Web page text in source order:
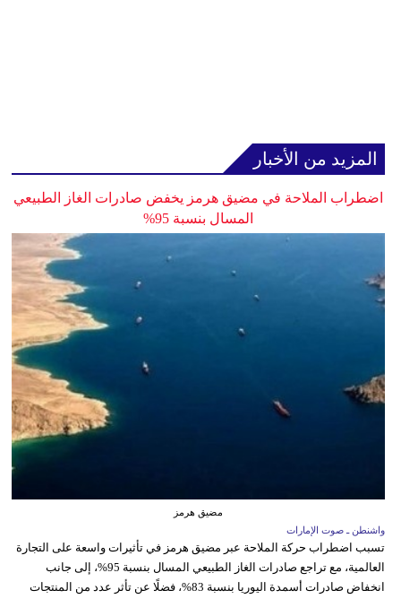
المزيد من الأخبار
اضطراب الملاحة في مضيق هرمز يخفض صادرات الغاز الطبيعي
المسال بنسبة 95%
مضيق هرمز
واشنطن ـ صوت الإمارات
تسبب اضطراب حركة الملاحة عبر مضيق هرمز في تأثيرات واسعة على التجارة
العالمية، مع تراجع صادرات الغاز الطبيعي المسال بنسبة 95%، إلى جانب
انخفاض صادرات أسمدة اليوريا بنسبة 83%، فضلًا عن تأثر عدد من المنتجات